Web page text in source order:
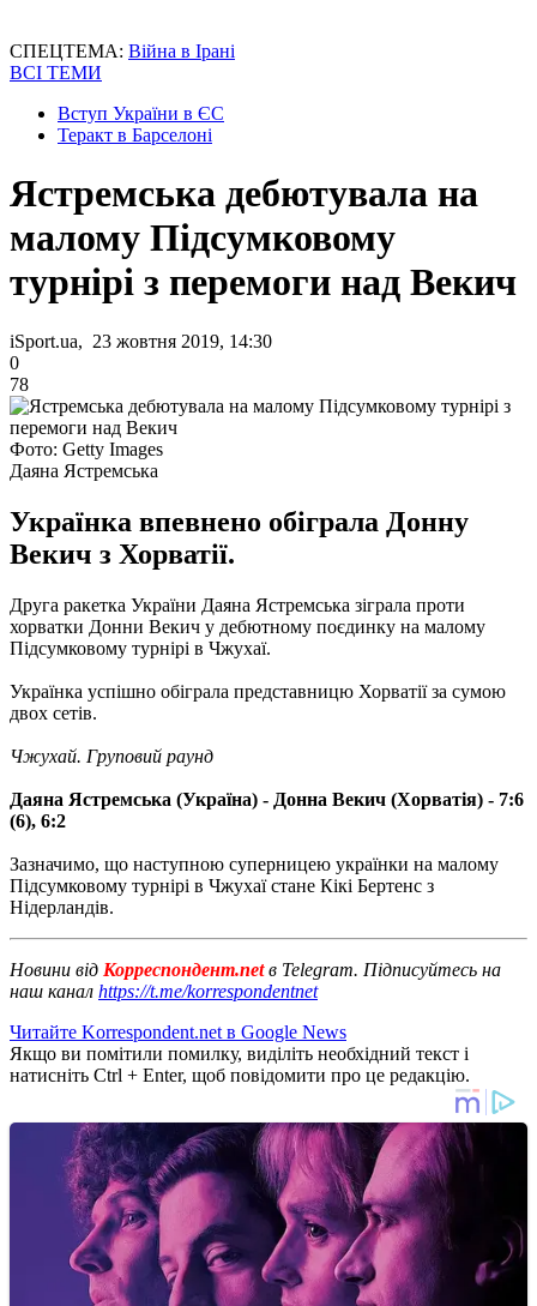
СПЕЦТЕМА: Війна в Ірані
ВСІ ТЕМИ
Вступ України в ЄС
Теракт в Барселоні
Ястремська дебютувала на
малому Підсумковому
турнірі з перемоги над Векич
iSport.ua, 23 жовтня 2019, 14:30
0
78
Фото: Getty Images
Даяна Ястремська
Українка впевнено обіграла Донну
Векич з Хорватії.
Друга ракетка України Даяна Ястремська зіграла проти
хорватки Донни Векич у дебютному поєдинку на малому
Підсумковому турнірі в Чжухаї.
Українка успішно обіграла представницю Хорватії за сумою
двох сетів.
Чжухай. Груповий раунд
Даяна Ястремська (Україна) - Донна Векич (Хорватія) - 7:6
(6), 6:2
Зазначимо, що наступною суперницею українки на малому
Підсумковому турнірі в Чжухаї стане Кікі Бертенс з
Нідерландів.
Новини від Корреспондент.netв Telegram. Підписуйтесь на
наш канал https://t.me/korrespondentnet
Читайте Korrespondent.net в Google News
Якщо ви помітили помилку, виділіть необхідний текст і
натисніть Ctrl + Enter, щоб повідомити про це редакцію.